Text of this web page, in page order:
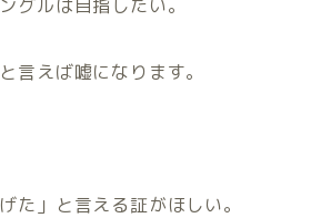
グルは目指したい。
言えば嘘になります。
た」と言える証がほしい。